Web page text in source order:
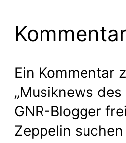
Ein Kommentar
„Musiknews des
GNR-Blogger
Zeppelin suchen